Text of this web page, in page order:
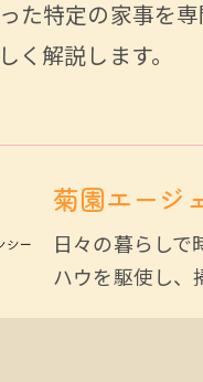
た特定の家事を
く解説します。
菊園エージ
日々の暮らし
ハウを駆使し、